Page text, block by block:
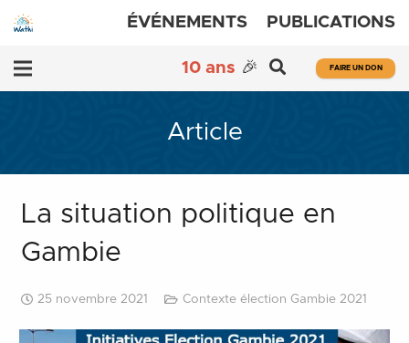
ÉVÉNEMENTS PUBLICATIONS
10 ans 🎉 FAIRE UN DON
Article
La situation politique en
Gambie
25 novembre 2021 Contexte élection Gambie 2021